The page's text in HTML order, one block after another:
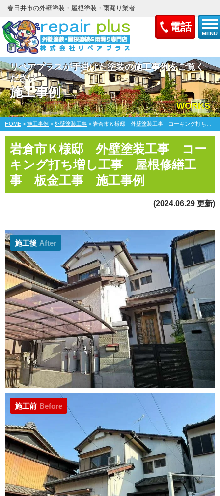
電話
MENU
春日井市の外壁塗装・屋根塗装・雨漏り業者
リペアプラスが手掛けた塗装の施工事例をご覧く
ださい
施工事例
WORKS
HOME > 施工事例 > 外壁塗装工事 > 岩倉市Ｋ様邸 外壁塗装工事 コーキング打ち増し工事 屋根修繕工事 板金工事
岩倉市Ｋ様邸 外壁塗装工事 コー
キング打ち増し工事 屋根修繕工
事 板金工事 施工事例
(2024.06.29 更新)
施工後 After
施工前 Before